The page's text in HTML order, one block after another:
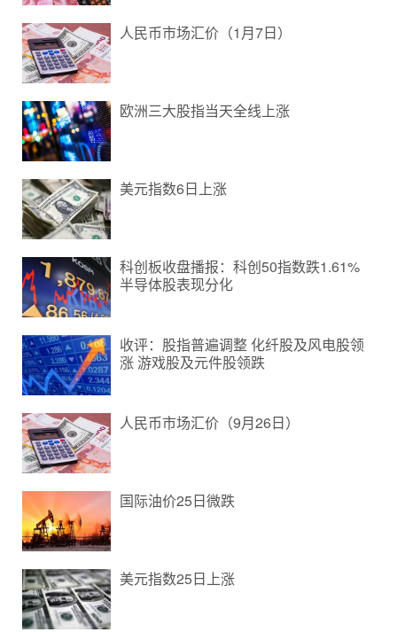
人民币市场汇价（1月7日）
欧洲三大股指当天全线上涨
美元指数6日上涨
科创板收盘播报：科创50指数跌1.61%
半导体股表现分化
收评：股指普遍调整 化纤股及风电股领
涨 游戏股及元件股领跌
人民币市场汇价（9月26日）
国际油价25日微跌
美元指数25日上涨